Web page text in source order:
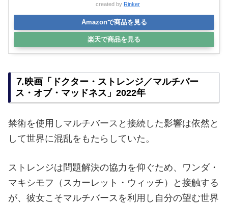
created by Rinker
Amazonで商品を見る
楽天で商品を見る
⒎映画「ドクター・ストレンジ／マルチバー
ス・オブ・マッドネス」2022年
禁術を使用しマルチバースと接続した影響は依然と
して世界に混乱をもたらしていた。
ストレンジは問題解決の協力を仰ぐため、ワンダ・
マキシモフ（スカーレット・ウィッチ）と接触する
が、彼女こそマルチバースを利用し自分の望む世界